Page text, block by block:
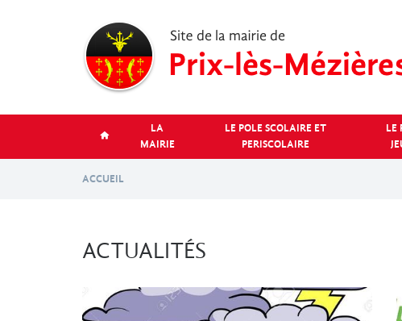
LA
MAIRIE
LE POLE SCOLAIRE ET
PERISCOLAIRE
LE
ACCUEIL
ACTUALITÉS